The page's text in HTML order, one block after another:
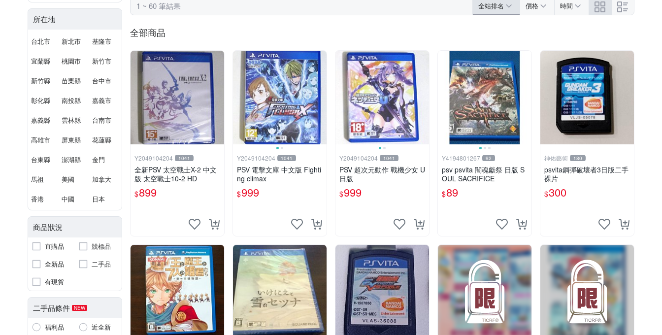
所在地
台北市 新北市 基隆市
宜蘭縣 桃園市 新竹市
新竹縣 苗栗縣 台中市
彰化縣 南投縣 嘉義市
嘉義縣 雲林縣 台南市
高雄市 屏東縣 花蓮縣
台東縣 澎湖縣 金門
馬祖 美國 加拿大
香港 中國 日本
商品狀況
直購品
競標品
全新品
二手品
有現貨
二手品條件 NEW
福利品
近全新
1 ~ 60 筆結果 全站排名 價格 時間
全部商品
Y2049104204 1041
全新PSV 太空戰士X-2 中文
版 太空戰士10-2 HD
$899
Y2049104204 1041
PSV 電擊文庫 中文版 Fighti
ng climax
$999
Y2049104204 1041
PSV 超次元動作 戰機少女 U
日版
$999
Y4194801267 92
psv psvita 闇魂獻祭 日版 S
OUL SACRIFICE
$89
神佑藝術 180
psvita鋼彈破壞者3日版二手
裸片
$300